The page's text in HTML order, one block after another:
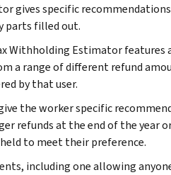
gives specific
parts filled out.
Withholding Estimator features
a range of different refund
by that user.
the worker specific
refunds at the end of the year
to meet their preference.
including one allowing